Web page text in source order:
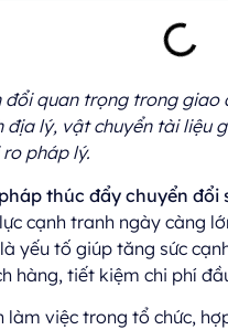
đổi quan trọng trong
lý, vật chuyển tài liệu
pháp lý.
thúc đẩy chuyển đổi
cạnh tranh ngày càng
yếu tố giúp tăng sức
hàng, tiết kiệm chi phí
làm việc trong tổ chức,